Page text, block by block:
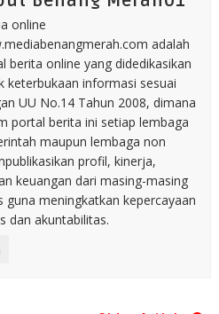
online
adalah
berita online yang didedikasikan
keterbukaan informasi sesuai
UU No.14 Tahun 2008, dimana
portal berita ini setiap lembaga
maupun lembaga non
profil, kinerja,
keuangan dari masing-masing
meningkatkan kepercayaan
dan akuntabilitas.